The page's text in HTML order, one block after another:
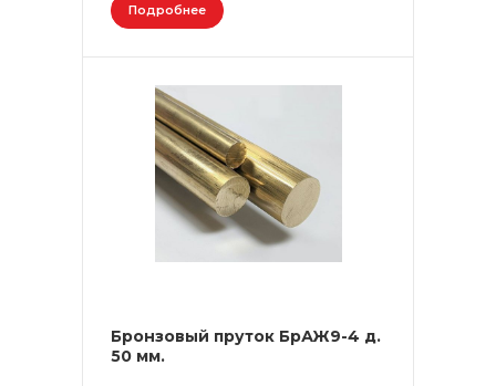
Подробнее
Бронзовый пруток БрАЖ9-4 д.
50 мм.